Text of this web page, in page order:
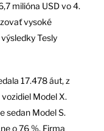
milióna USD vo 4.
vysoké
Tesly
17.478 áut, z
Model X.
sedan Model S.
o 76 %. Firma